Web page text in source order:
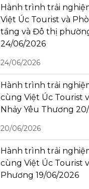
Hành trình trải
Việt Úc Tourist và
tầng và Đô thị
24/06/2026
24/06/2026
Hành trình trải
cùng Việt Úc Tourist
Nhảy Yêu Thương
20/06/2026
Hành trình trải
cùng Việt Úc Tourist
Phương 19/06/2026